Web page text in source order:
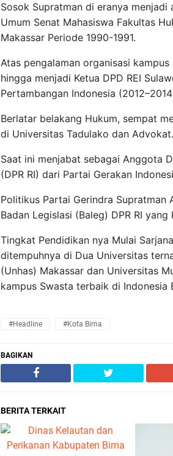
Sosok Supratman di eranya
Umum Senat Mahasiswa Fakultas
Makassar Periode 1990-1991.
Atas pengalaman organisasi
hingga menjadi Ketua DPD REI
Pertambangan Indonesia
Berlatar belakang Hukum, sempat
di Universitas Tadulako dan Advokat.
Saat ini menjabat sebagai Anggota
(DPR RI) dari Partai Gerakan
Politikus Partai Gerindra Supratman
Badan Legislasi (Baleg) DPR RI yang
Tingkat Pendidikan nya Mulai
ditempuhnya di Dua Universitas
(Unhas) Makassar dan Universitas
kampus Swasta terbaik di Indonesia
#Headline #Kota Bima
BAGIKAN
BERITA TERKAIT